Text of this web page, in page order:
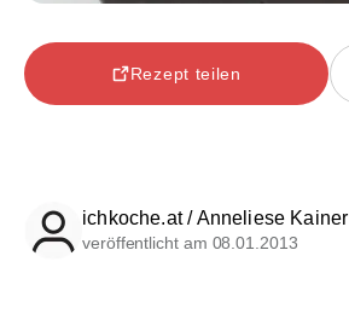
Rezept teilen
ichkoche.at / Anneliese Kainer
veröffentlicht am 08.01.2013